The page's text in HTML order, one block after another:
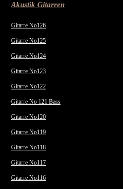
Akustik Gitarren
Gitarre No126
Gitarre No125
Gitarre No124
Gitarre No123
Gitarre No122
Gitarre No 121 Bass
Gitarre No120
Gitarre No119
Gitarre No118
Gitarre No117
Gitarre No116